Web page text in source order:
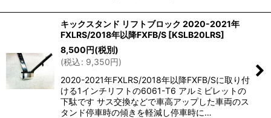
キックスタンド リフトブロック 2020-2021年
FXLRS/2018年以降FXFB/S [KSLB20LRS]
8,500円(税別)
(税込: 9,350円)
2020-2021年FXLRS/2018年以降FXFB/Sに取り付
ける1インチリフトの6061-T6 アルミビレットの
下駄です サス交換などで車高アップした車両のス
タンド停車時の傾きを軽減し停車時に…